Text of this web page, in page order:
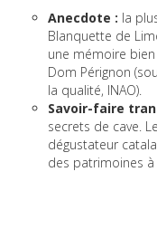
Anecdote : la
Blanquette de
une mémoire
Dom Pérignon
la qualité, INAO).
Savoir-faire
secrets de cave.
dégustateur
des patrimoines